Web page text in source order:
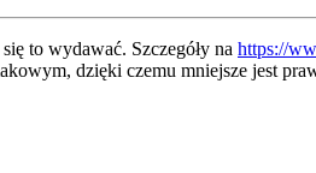
to wydawać. Szczegóły na https://
dzięki czemu mniejsze jest